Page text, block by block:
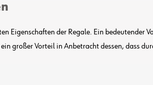
Eigenschaften der Regale. Ein bedeutender
großer Vorteil in Anbetracht dessen, dass